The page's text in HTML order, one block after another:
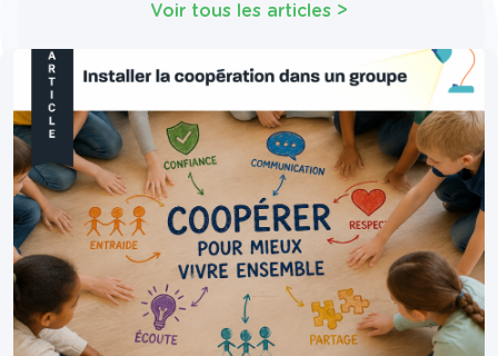
Voir tous les articles >